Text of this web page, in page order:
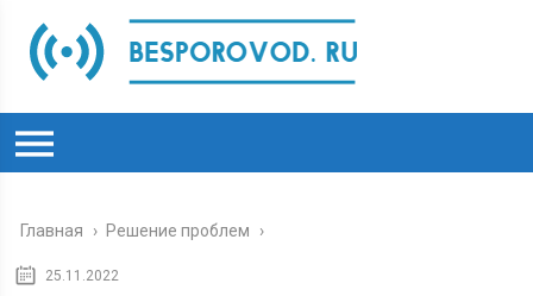
Главная › Решение проблем ›
25.11.2022